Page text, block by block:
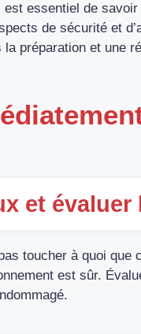
essentiel de
de sécurité et
préparation et une
et évaluer
toucher à quoi
est sûr.